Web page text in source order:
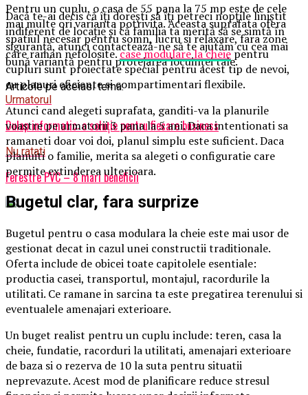
Dacă te-ai decis că îți dorești să îți petreci nopțile liniștit
indiferent de locație și că familia ta merită să se simtă în
siguranță, atunci contactează-ne să te ajutăm cu cea mai
bună variantă pentru protejarea locuinței tale.
Articole pe aceiasi tema:
Urmatorul
Dulap informatic: o soluție pentru fiecare business
Nu ratati
Ferestre PVC – 8 mari beneficii
Pentru un cuplu, o casa de 55 pana la 75 mp este de cele
mai multe ori varianta potrivita. Aceasta suprafata ofera
spatiul necesar pentru somn, lucru si relaxare, fara zone
care raman nefolosite.case modulare la cheiepentru
cupluri sunt proiectate special pentru acest tip de nevoi,
cu planuri eficiente si compartimentari flexibile.
Atunci cand alegeti suprafata, ganditi-va la planurile
voastre pe urmatorii 3 pana la 5 ani. Daca intentionati sa
ramaneti doar voi doi, planul simplu este suficient. Daca
planuiti o familie, merita sa alegeti o configuratie care
permite extinderea ulterioara.
Bugetul clar, fara surprize
Bugetul pentru o casa modulara la cheie este mai usor de
gestionat decat in cazul unei constructii traditionale.
Oferta include de obicei toate capitolele esentiale:
productia casei, transportul, montajul, racordurile la
utilitati. Ce ramane in sarcina ta este pregatirea terenului si
eventualele amenajari exterioare.
Un buget realist pentru un cuplu include: teren, casa la
cheie, fundatie, racorduri la utilitati, amenajari exterioare
de baza si o rezerva de 10 la suta pentru situatii
neprevazute. Acest mod de planificare reduce stresul